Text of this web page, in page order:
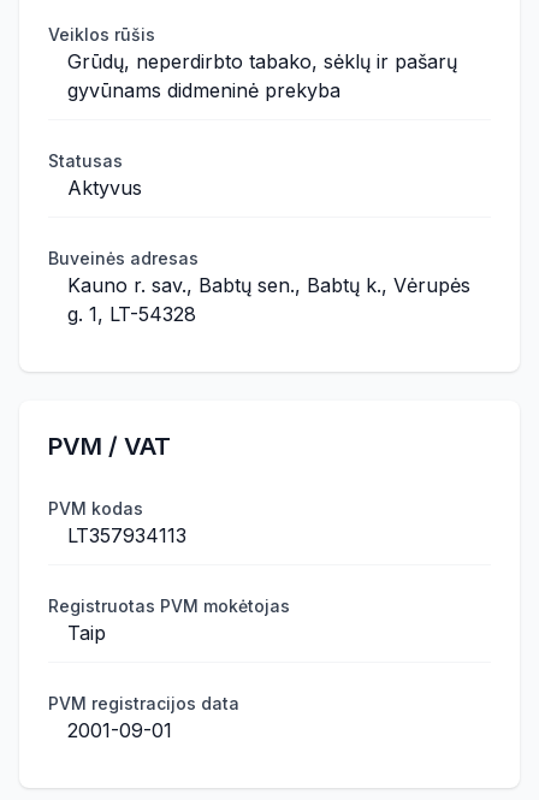
Veiklos rūšis
Grūdų, neperdirbto tabako, sėklų ir pašarų
gyvūnams didmeninė prekyba
Statusas
Aktyvus
Buveinės adresas
Kauno r. sav., Babtų sen., Babtų k., Vėrupės
g. 1, LT-54328
PVM / VAT
PVM kodas
LT357934113
Registruotas PVM mokėtojas
Taip
PVM registracijos data
2001-09-01